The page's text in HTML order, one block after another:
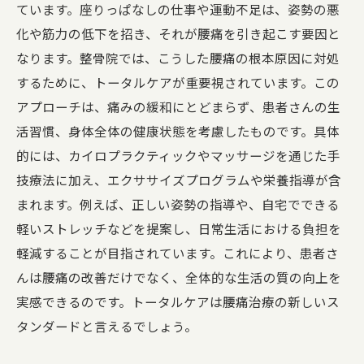
チ
ています。座りっぱなしの仕事や運動不足は、姿勢の悪
化や筋力の低下を招き、それが腰痛を引き起こす要因と
なります。整骨院では、こうした腰痛の根本原因に対処
するために、トータルケアが重要視されています。この
アプローチは、痛みの緩和にとどまらず、患者さんの生
活習慣、身体全体の健康状態を考慮したものです。具体
的には、カイロプラクティックやマッサージを通じた手
技療法に加え、エクササイズプログラムや栄養指導が含
まれます。例えば、正しい姿勢の指導や、自宅でできる
軽いストレッチなどを提案し、日常生活における負担を
軽減することが目指されています。これにより、患者さ
んは腰痛の改善だけでなく、全体的な生活の質の向上を
実感できるのです。トータルケアは腰痛治療の新しいス
タンダードと言えるでしょう。